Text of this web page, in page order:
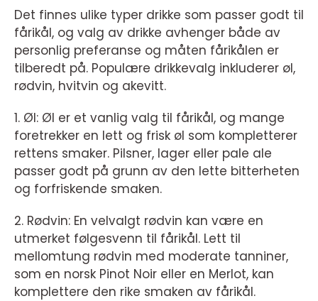
Det finnes ulike typer drikke som passer godt til
fårikål, og valg av drikke avhenger både av
personlig preferanse og måten fårikålen er
tilberedt på. Populære drikkevalg inkluderer øl,
rødvin, hvitvin og akevitt.
1. Øl: Øl er et vanlig valg til fårikål, og mange
foretrekker en lett og frisk øl som kompletterer
rettens smaker. Pilsner, lager eller pale ale
passer godt på grunn av den lette bitterheten
og forfriskende smaken.
2. Rødvin: En velvalgt rødvin kan være en
utmerket følgesvenn til fårikål. Lett til
mellomtung rødvin med moderate tanniner,
som en norsk Pinot Noir eller en Merlot, kan
komplettere den rike smaken av fårikål.